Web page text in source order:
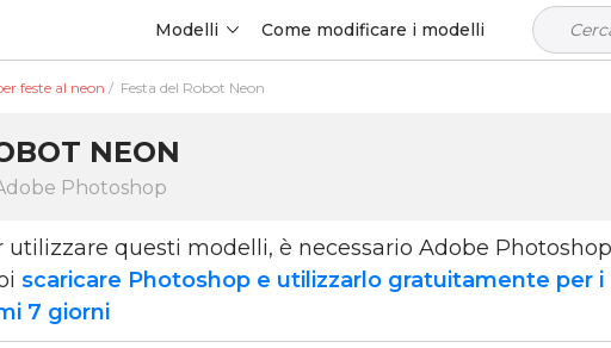
Modelli Come modificare i modelli
feste al neon / Festa del Robot Neon
NEON
Photoshop
utilizzare questi modelli, è necessario Adobe Photoshop
scaricare Photoshop e utilizzarlo gratuitamente per i
7 giorni